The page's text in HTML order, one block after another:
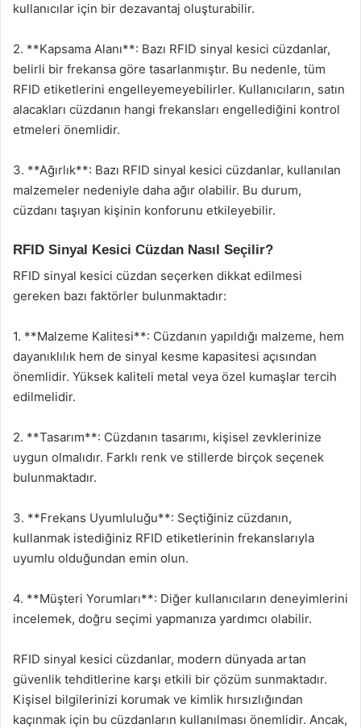
kullanıcılar için bir dezavantaj oluşturabilir.
2. **Kapsama Alanı**: Bazı RFID sinyal kesici cüzdanlar,
belirli bir frekansa göre tasarlanmıştır. Bu nedenle, tüm
RFID etiketlerini engelleyemeyebilirler. Kullanıcıların, satın
alacakları cüzdanın hangi frekansları engellediğini kontrol
etmeleri önemlidir.
3. **Ağırlık**: Bazı RFID sinyal kesici cüzdanlar, kullanılan
malzemeler nedeniyle daha ağır olabilir. Bu durum,
cüzdanı taşıyan kişinin konforunu etkileyebilir.
RFID Sinyal Kesici Cüzdan Nasıl Seçilir?
RFID sinyal kesici cüzdan seçerken dikkat edilmesi
gereken bazı faktörler bulunmaktadır:
1. **Malzeme Kalitesi**: Cüzdanın yapıldığı malzeme, hem
dayanıklılık hem de sinyal kesme kapasitesi açısından
önemlidir. Yüksek kaliteli metal veya özel kumaşlar tercih
edilmelidir.
2. **Tasarım**: Cüzdanın tasarımı, kişisel zevklerinize
uygun olmalıdır. Farklı renk ve stillerde birçok seçenek
bulunmaktadır.
3. **Frekans Uyumluluğu**: Seçtiğiniz cüzdanın,
kullanmak istediğiniz RFID etiketlerinin frekanslarıyla
uyumlu olduğundan emin olun.
4. **Müşteri Yorumları**: Diğer kullanıcıların deneyimlerini
incelemek, doğru seçimi yapmanıza yardımcı olabilir.
RFID sinyal kesici cüzdanlar, modern dünyada artan
güvenlik tehditlerine karşı etkili bir çözüm sunmaktadır.
Kişisel bilgilerinizi korumak ve kimlik hırsızlığından
kaçınmak için bu cüzdanların kullanılması önemlidir. Ancak,